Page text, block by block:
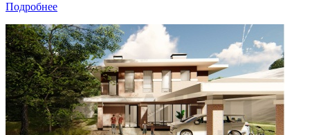
Подробнее